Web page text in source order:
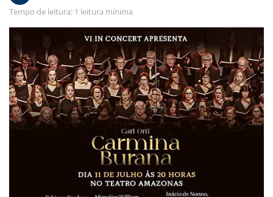
Tempo de leitura: 1 leitura mínima